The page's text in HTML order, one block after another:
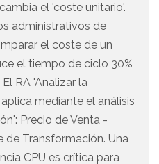
el 'coste unitario'.
administrativos de
el coste de un
el tiempo de ciclo 30%
RA 'Analizar la
mediante el análisis
Precio de Venta -
de Transformación. Una
CPU es crítica para